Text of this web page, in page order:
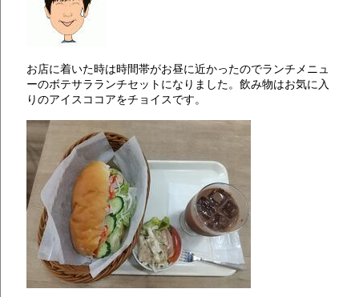
お店に着いた時は時間帯がお昼に近かったのでランチメニュ
ーのボテサラランチセットになりました。飲み物はお気に入
りのアイスココアをチョイスです。